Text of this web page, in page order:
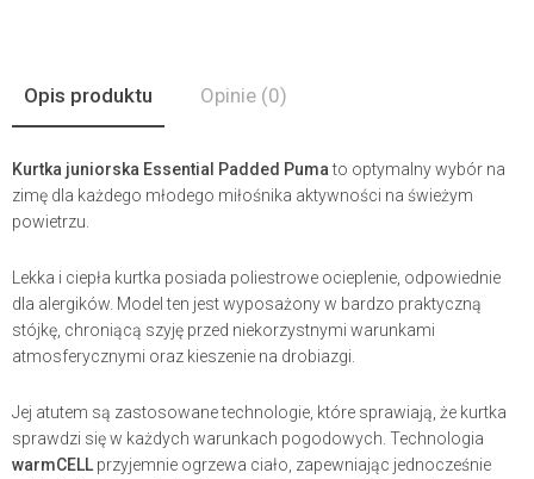
Opis produktu Opinie (0)
Kurtka juniorska Essential Padded Pumato optymalny wybór na
zimę dla każdego młodego miłośnika aktywności na świeżym
powietrzu.
Lekka i ciepła kurtka posiada poliestrowe ocieplenie, odpowiednie
dla alergików. Model ten jest wyposażony w bardzo praktyczną
stójkę, chroniącą szyję przed niekorzystnymi warunkami
atmosferycznymi oraz kieszenie na drobiazgi.
Jej atutem są zastosowane technologie, które sprawiają, że kurtka
sprawdzi się w każdych warunkach pogodowych. Technologia
warmCELL przyjemnie ogrzewa ciało, zapewniając jednocześnie